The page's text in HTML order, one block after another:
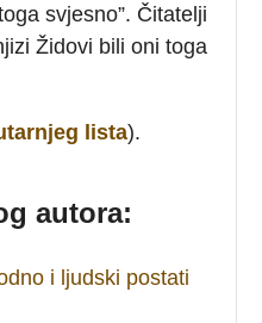
svjesno”. Čitatelji
Židovi bili oni toga
lista).
autora:
i ljudski postati